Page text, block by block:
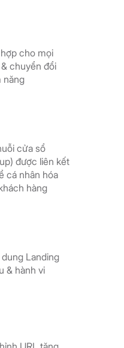
cho mọi
chuyển đổi
năng
cửa sổ
được liên kết
cá nhân hóa
hàng
Landing
& hành vi